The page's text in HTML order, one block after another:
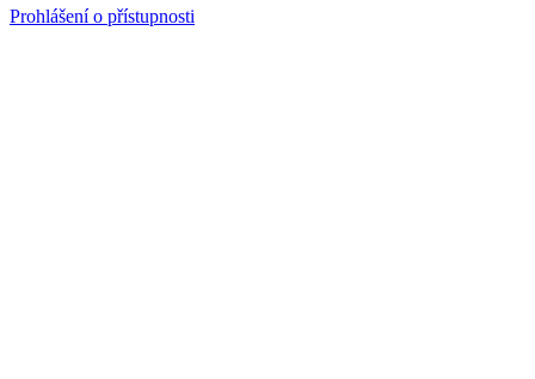
Prohlášení o přístupnosti